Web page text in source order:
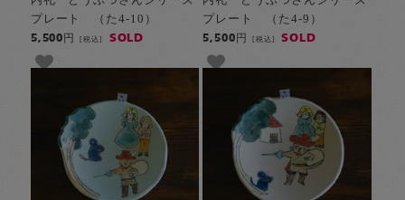
プレート （た4-10）
5,500円[税込] SOLD
プレート （た4-9）
5,500円 [税込] SOLD